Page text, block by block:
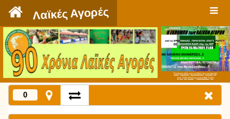
Λαϊκές Αγορές
Πατήστε εδώ για να δείτε την εκπομπή
την Τρίτη 9:00 μμ και κάθε Τρίτη
0